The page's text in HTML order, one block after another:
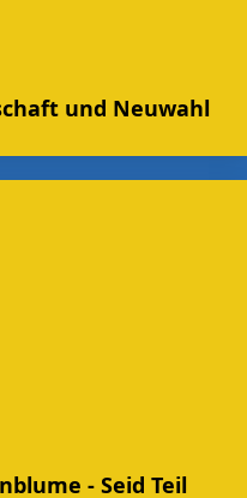
und Neuwahl
- Seid Teil